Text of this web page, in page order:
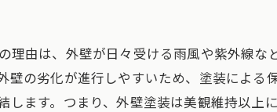
び方
術
由は、外壁が日々受ける雨風や紫外線な
の劣化が進行しやすいため、塗装による
ます。つまり、外壁塗装は美観維持以上